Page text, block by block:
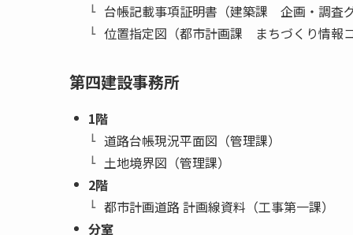
台帳記載事項証明書（建築課 企画・調査グ
位置指定図（都市計画課 まちづくり情報コ
第四建設事務所
1階
道路台帳現況平面図（管理課）
土地境界図（管理課）
2階
都市計画道路 計画線資料（工事第一課）
分室